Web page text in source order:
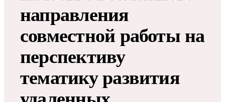
направления
совместной работы на
перспективу
тематику развития